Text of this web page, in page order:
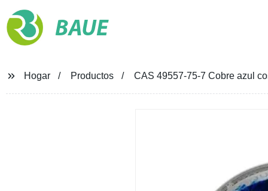
BAUE
Hogar Productos CAS 49557-75-7 Cobre azul